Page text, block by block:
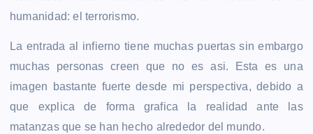
humanidad: el terrorismo.
La entrada al infierno tiene muchas puertas sin embargo
muchas personas creen que no es asi. Esta es una
imagen bastante fuerte desde mi perspectiva, debido a
que explica de forma grafica la realidad ante las
matanzas que se han hecho alrededor del mundo.